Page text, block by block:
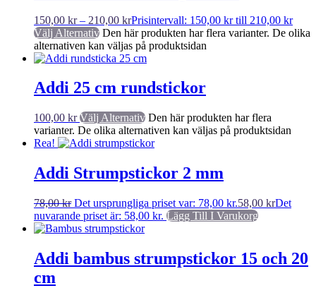
150,00 kr – 210,00 krPrisintervall: 150,00 kr till 210,00 kr
Välj Alternativ Den här produkten har flera varianter. De olika
alternativen kan väljas på produktsidan
Addi 25 cm rundstickor
100,00 kr Välj Alternativ Den här produkten har flera
varianter. De olika alternativen kan väljas på produktsidan
Rea!
Addi Strumpstickor 2 mm
78,00kr Det ursprungliga priset var: 78,00 kr.58,00 krDet
nuvarande priset är: 58,00 kr. Lägg Till I Varukorg
Addi bambus strumpstickor 15 och 20
cm